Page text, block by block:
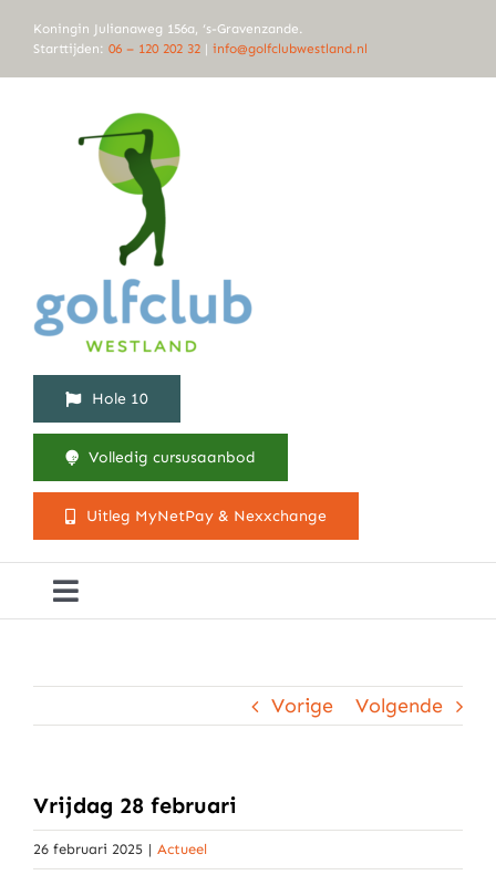
naar
Koningin Julianaweg 156a, ‘s-Gravenzande.
Starttijden: 06 – 120 202 32 | info@golfclubwestland.nl
Hole 10
Volledig cursusaanbod
Uitleg MyNetPay & Nexxchange
Toggle
Lessen
Arrangementen
Activiteitenkalender
Vorige Volgende
Vrijdag 28 februari
26 februari 2025 | Actueel